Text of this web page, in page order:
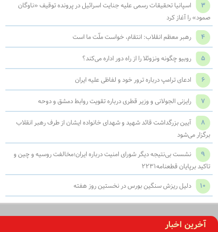
3
اسپانیا تحقیقات رسمی علیه جنایت اسرائیل در پرونده توقیف «ناوگان
صمود» را آغاز کرد
4 رهبر معظم انقلاب: انتقام، خواست ملّت ما است
5 روبیو چگونه ونزوئلا را از راه دور اداره می‌کند؟
6 ادعای ترامپ درباره ترور خود و لفاظی علیه ایران
7 رایزنی الجولانی و وزیر قطری درباره تقویت روابط دمشق و دوحه
8
آیین بزرگداشت قائد شهید و شهدای خانواده ایشان از طرف رهبر انقلاب
برگزار می‌شود
9
نشست بی‌نتیجه دیگر شورای امنیت درباره ایران؛مخالفت روسیه و چین و
تاکید برپایان قطعنامه۲۲۳۱
10 دلیل ریزش سنگین بورس در نخستین روز هفته
آخرین اخبار